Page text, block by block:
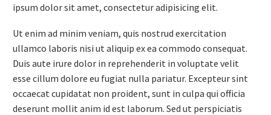
ipsum dolor sit amet, consectetur adipisicing elit.
Ut enim ad minim veniam, quis nostrud exercitation
ullamco laboris nisi ut aliquip ex ea commodo consequat.
Duis aute irure dolor in reprehenderit in voluptate velit
esse cillum dolore eu fugiat nulla pariatur. Excepteur sint
occaecat cupidatat non proident, sunt in culpa qui officia
deserunt mollit anim id est laborum. Sed ut perspiciatis